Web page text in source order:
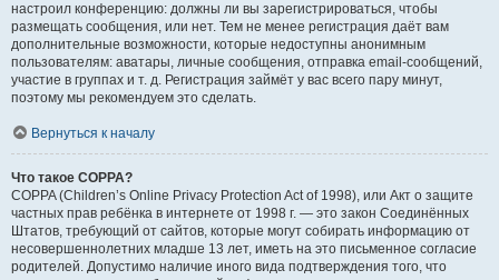
настроил конференцию: должны ли вы зарегистрироваться, чтобы
размещать сообщения, или нет. Тем не менее регистрация даёт вам
дополнительные возможности, которые недоступны анонимным
пользователям: аватары, личные сообщения, отправка email-сообщений,
участие в группах и т. д. Регистрация займёт у вас всего пару минут,
поэтому мы рекомендуем это сделать.
Вернуться к началу
Что такое COPPA?
COPPA (Children’s Online Privacy Protection Act of 1998), или Акт о защите
частных прав ребёнка в интернете от 1998 г. — это закон Соединённых
Штатов, требующий от сайтов, которые могут собирать информацию от
несовершеннолетних младше 13 лет, иметь на это письменное согласие
родителей. Допустимо наличие иного вида подтверждения того, что